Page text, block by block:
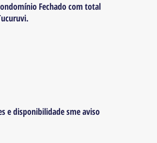
Fechado com total
e disponibilidade sme aviso